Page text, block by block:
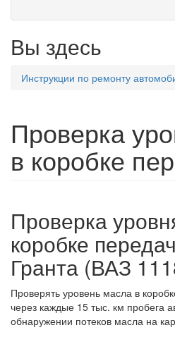
Вы здесь
Инструкции по ремонту
Проверка
в коробке
Проверка
коробке
Гранта (ВАЗ
Проверять уровень масла в
через каждые 15 тыс. км пробега
обнаружении потеков масла на